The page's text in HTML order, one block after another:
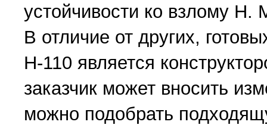
устойчивости ко взлому Н.
В отличие от других,
Н-110 является
заказчик может вносить
можно подобрать